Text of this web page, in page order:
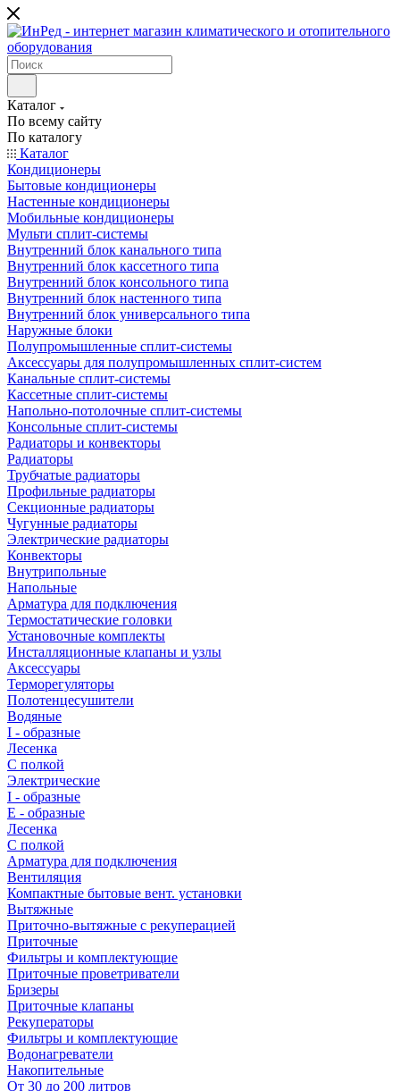
Каталог
По всему сайту
По каталогу
Каталог
Кондиционеры
Бытовые кондиционеры
Настенные кондиционеры
Мобильные кондиционеры
Мульти сплит-системы
Внутренний блок канального типа
Внутренний блок кассетного типа
Внутренний блок консольного типа
Внутренний блок настенного типа
Внутренний блок универсального типа
Наружные блоки
Полупромышленные сплит-системы
Аксессуары для полупромышленных сплит-систем
Канальные сплит-системы
Кассетные сплит-системы
Напольно-потолочные сплит-системы
Консольные сплит-системы
Радиаторы и конвекторы
Радиаторы
Трубчатые радиаторы
Профильные радиаторы
Секционные радиаторы
Чугунные радиаторы
Электрические радиаторы
Конвекторы
Внутрипольные
Напольные
Арматура для подключения
Термостатические головки
Установочные комплекты
Инсталляционные клапаны и узлы
Аксессуары
Терморегуляторы
Полотенцесушители
Водяные
I - образные
Лесенка
С полкой
Электрические
I - образные
E - образные
Лесенка
С полкой
Арматура для подключения
Вентиляция
Компактные бытовые вент. установки
Вытяжные
Приточно-вытяжные с рекуперацией
Приточные
Фильтры и комплектующие
Приточные проветриватели
Бризеры
Приточные клапаны
Рекуператоры
Фильтры и комплектующие
Водонагреватели
Накопительные
От 30 до 200 литров